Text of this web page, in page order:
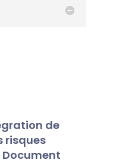
de
risques